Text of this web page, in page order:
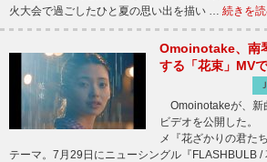
火大会で過ごしたひと夏の思い出を描い … 続きを
Omoinotake、南
する「花束」MV
Omoinotakeが、新
ビデオを公開した
メ『花ざかりの君た
テーマ。7月29日にニューシングル『FLASHBULB